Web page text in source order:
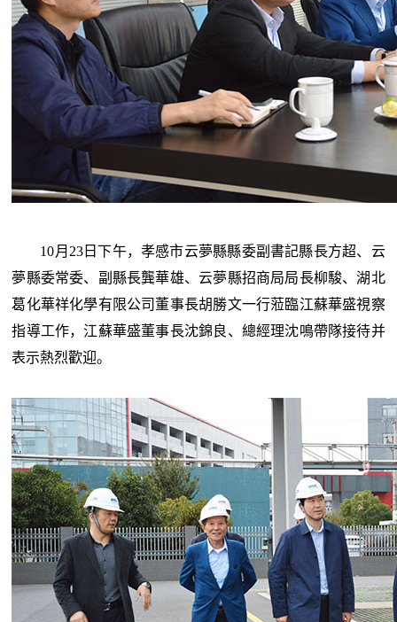
10月23日下午，孝感市云夢縣縣委副書記縣長方超、云
夢縣委常委、副縣長龔華雄、云夢縣招商局局長柳駿、湖北
葛化華祥化學有限公司董事長胡勝文一行蒞臨江蘇華盛視察
指導工作，江蘇華盛董事長沈錦良、總經理沈鳴帶隊接待并
表示熱烈歡迎。